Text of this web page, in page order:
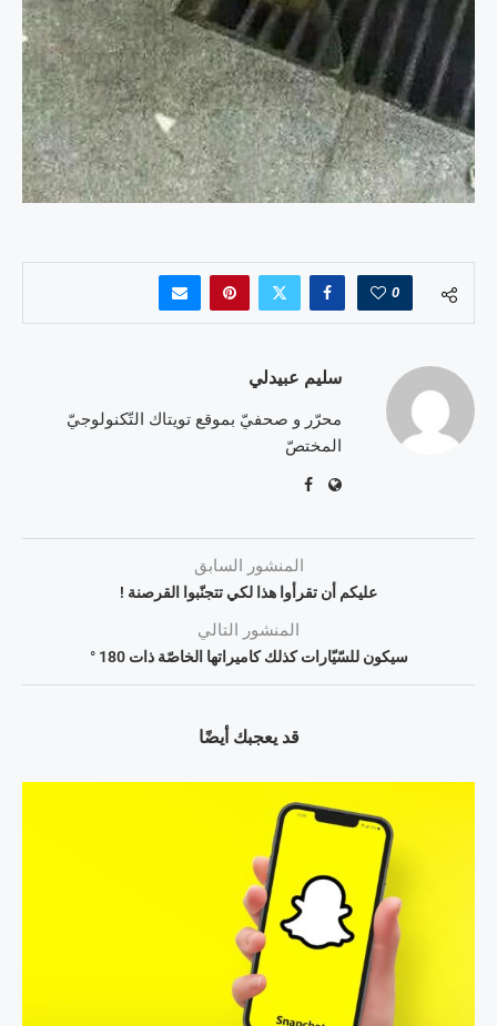
0
سليم عبيدلي
محرّر و صحفيّ بموقع تويتاك التّكنولوجيّ
المختصّ
المنشور السابق
عليكم أن تقرأوا هذا لكي تتجنّبوا القرصنة !
المنشور التالي
سيكون للسّيّارات كذلك كاميراتها الخاصّة ذات 180 °
قد يعجبك أيضًا